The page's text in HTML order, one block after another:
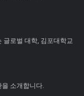
글로벌 대학, 김포대학교
소개합니다.